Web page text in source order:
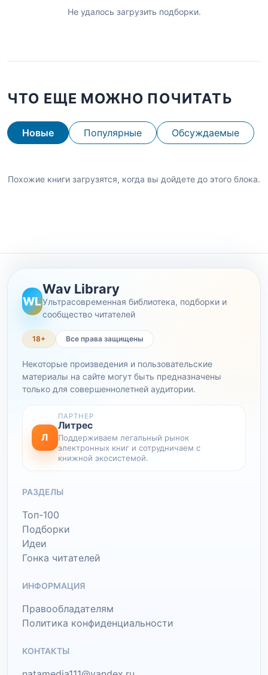
Не удалось загрузить подборки.
ЧТО ЕЩЕ МОЖНО ПОЧИТАТЬ
Новые Популярные Обсуждаемые
Похожие книги загрузятся, когда вы дойдете до этого блока.
WL
Wav Library
Ультрасовременная библиотека, подборки и
сообщество читателей
18+ Все права защищены
Некоторые произведения и пользовательские
материалы на сайте могут быть предназначены
только для совершеннолетней аудитории.
Л
ПАРТНЕР
Литрес
Поддерживаем легальный рынок
электронных книг и сотрудничаем с
книжной экосистемой.
РАЗДЕЛЫ
Топ-100
Подборки
Идеи
Гонка читателей
ИНФОРМАЦИЯ
Правообладателям
Политика конфиденциальности
КОНТАКТЫ